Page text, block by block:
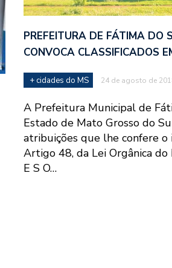
PREFEITURA DE FÁTIMA DO
CONVOCA CLASSIFICADOS
+ cidades do MS 24 de agosto de
A Prefeitura Municipal de
Estado de Mato Grosso do
atribuições que lhe confere o
Artigo 48, da Lei Orgânica do
E S O…